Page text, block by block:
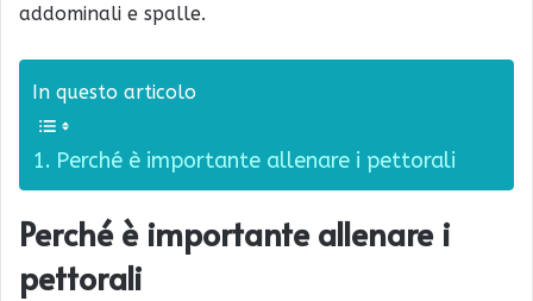
addominali e spalle.
In questo articolo
Perché è importante allenare i pettorali
Perché è importante allenare i
pettorali